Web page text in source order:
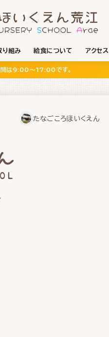
り組み 給食について アクセス
間は9:00〜17:00です。
たなごころほいくえん